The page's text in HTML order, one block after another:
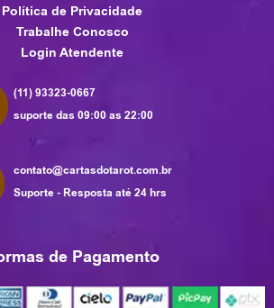
Política de Privacidade
Trabalhe Conosco
Login Atendente
(11) 93323-0667
suporte das 09:00 as 22:00
contato@cartasdotarot.com.br
Suporte - Resposta até 24 hrs
de Pagamento